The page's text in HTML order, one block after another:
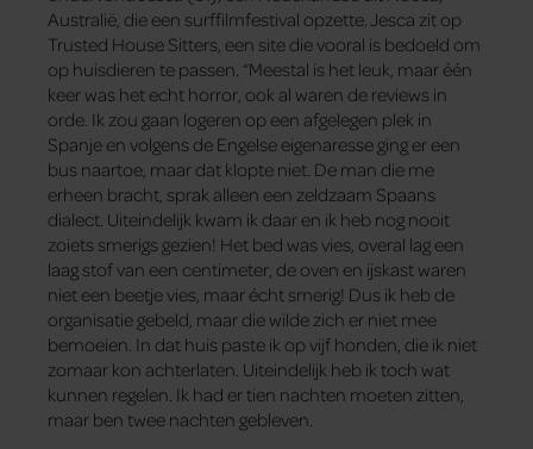
Australië, die een surffilmfestival opzette. Jesca zit op
Trusted House Sitters, een site die vooral is bedoeld om
op huisdieren te passen. “Meestal is het leuk, maar één
keer was het echt horror, ook al waren de reviews in
orde. Ik zou gaan logeren op een afgelegen plek in
Spanje en volgens de Engelse eigenaresse ging er een
bus naartoe, maar dat klopte niet. De man die me
erheen bracht, sprak alleen een zeldzaam Spaans
dialect. Uiteindelijk kwam ik daar en ik heb nog nooit
zoiets smerigs gezien! Het bed was vies, overal lag een
laag stof van een centimeter, de oven en ijskast waren
niet een beetje vies, maar écht smerig! Dus ik heb de
organisatie gebeld, maar die wilde zich er niet mee
bemoeien. In dat huis paste ik op vijf honden, die ik niet
zomaar kon achterlaten. Uiteindelijk heb ik toch wat
kunnen regelen. Ik had er tien nachten moeten zitten,
maar ben twee nachten gebleven.